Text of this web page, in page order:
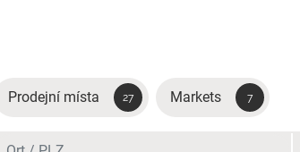
Prodejní místa 27 Markets 7
Místo nebo PSČ